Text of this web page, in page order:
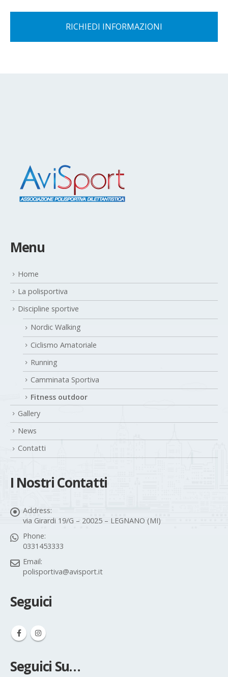
RICHIEDI INFORMAZIONI
Menu
Home
La polisportiva
Discipline sportive
Nordic Walking
Ciclismo Amatoriale
Running
Camminata Sportiva
Fitness outdoor
Gallery
News
Contatti
I Nostri Contatti
Address:
via Girardi 19/G – 20025 – LEGNANO (MI)
Phone:
0331453333
Email:
polisportiva@avisport.it
Seguici
Seguici Su…